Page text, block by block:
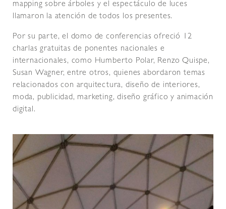
mapping sobre árboles y el espectáculo de luces
llamaron la atención de todos los presentes.
Por su parte, el domo de conferencias ofreció 12
charlas gratuitas de ponentes nacionales e
internacionales, como Humberto Polar, Renzo Quispe,
Susan Wagner, entre otros, quienes abordaron temas
relacionados con arquitectura, diseño de interiores,
moda, publicidad, marketing, diseño gráfico y animación
digital.